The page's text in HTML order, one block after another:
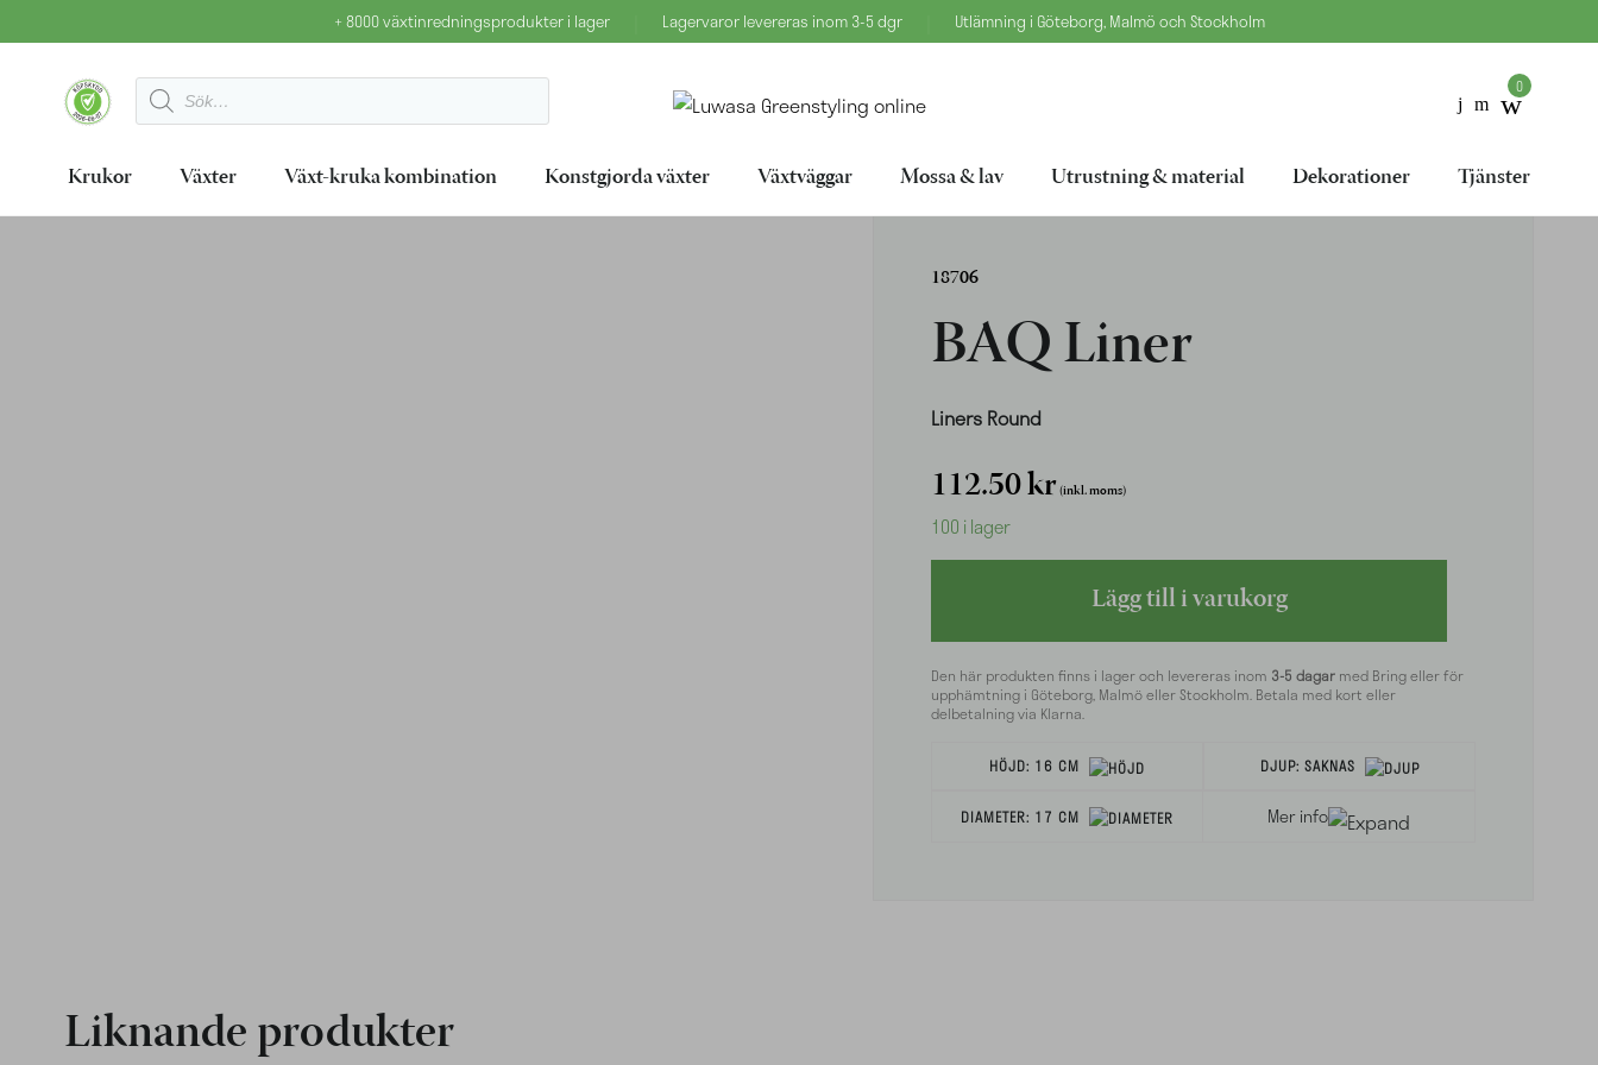
+ 8000 växtinredningsprodukter i lager Lagervaror levereras inom 3-5 dgr Utlämning i Göteborg, Malmö och Stockholm
0
Krukor Växter Växt-kruka kombination Konstgjorda växter Växtväggar Mossa & lav Utrustning & material Dekorationer Tjänster
18706
BAQ Liner
Liners Round
112.50kr(inkl. moms)
100 i lager
Lägg till i varukorg
Den här produkten finns i lager och levereras inom 3-5 dagar med Bring eller för
upphämtning i Göteborg, Malmö eller Stockholm. Betala med kort eller
delbetalning via Klarna.
HÖJD: 16 CM DJUP: SAKNAS
DIAMETER: 17 CM Mer info
Liknande produkter